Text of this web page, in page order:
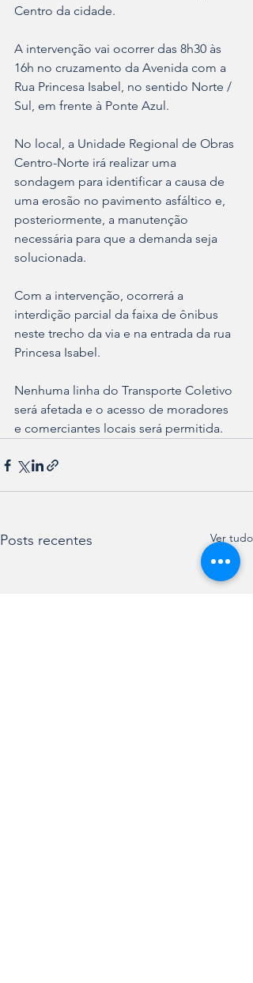
Centro da cidade.
A intervenção vai ocorrer das 8h30 às
16h no cruzamento da Avenida com a
Rua Princesa Isabel, no sentido Norte /
Sul, em frente à Ponte Azul.
No local, a Unidade Regional de Obras
Centro-Norte irá realizar uma
sondagem para identificar a causa de
uma erosão no pavimento asfáltico e,
posteriormente, a manutenção
necessária para que a demanda seja
solucionada.
Com a intervenção, ocorrerá a
interdição parcial da faixa de ônibus
neste trecho da via e na entrada da rua
Princesa Isabel.
Nenhuma linha do Transporte Coletivo
será afetada e o acesso de moradores
e comerciantes locais será permitida.
Posts recentes Ver tudo